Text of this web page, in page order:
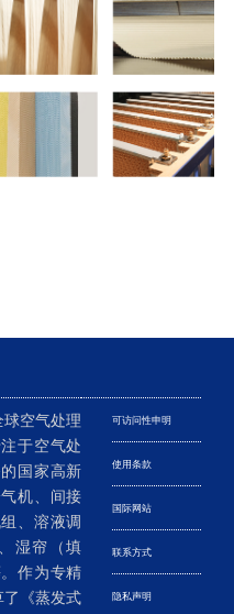
空气处理
于空气处
国家高新
机、间接
、溶液调
湿帘（填
作为专精
了《蒸发式
可访问性申明
使用条款
国际网站
联系方式
隐私声明